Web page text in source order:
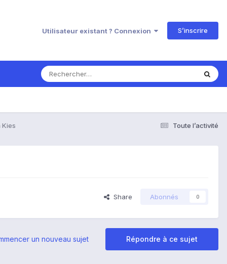
Utilisateur existant ? Connexion S’inscrire
Toute l’activité
Kies
Share Abonnés 0
Répondre à ce sujet
un nouveau sujet